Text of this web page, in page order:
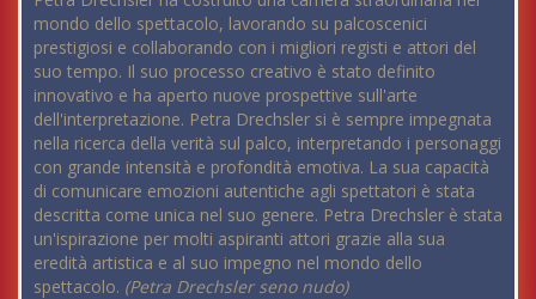
mondo dello spettacolo, lavorando su palcoscenici
prestigiosi e collaborando con i migliori registi e attori del
suo tempo. Il suo processo creativo è stato definito
innovativo e ha aperto nuove prospettive sull'arte
dell'interpretazione. Petra Drechsler si è sempre impegnata
nella ricerca della verità sul palco, interpretando i personaggi
con grande intensità e profondità emotiva. La sua capacità
di comunicare emozioni autentiche agli spettatori è stata
descritta come unica nel suo genere. Petra Drechsler è stata
un'ispirazione per molti aspiranti attori grazie alla sua
eredità artistica e al suo impegno nel mondo dello
spettacolo. (Petra Drechsler seno nudo)